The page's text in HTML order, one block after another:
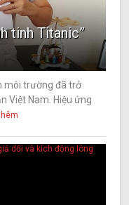
tinh Titanic”
môi trường đã trở
Việt Nam. Hiệu ứng